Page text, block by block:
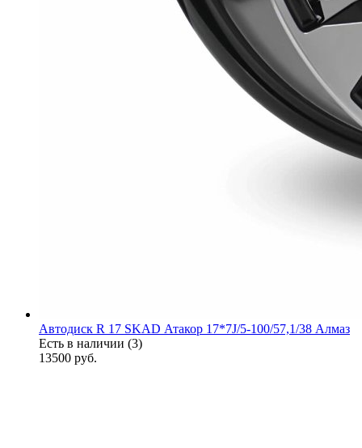
Автодиск R 17 SKAD Атакор 17*7J/5-100/57,1/38 Алмаз
Есть в наличии (3)
13500 руб.